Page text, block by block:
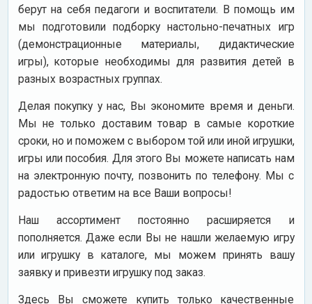
берут на себя педагоги и воспитатели. В помощь им
мы подготовили подборку настольно-печатных игр
(демонстрационные материалы, дидактические
игры), которые необходимы для развития детей в
разных возрастных группах.
Делая покупку у нас, Вы экономите время и деньги.
Мы не только доставим товар в самые короткие
сроки, но и поможем с выбором той или иной игрушки,
игры или пособия. Для этого Вы можете написать нам
на электронную почту, позвонить по телефону. Мы с
радостью ответим на все Ваши вопросы!
Наш ассортимент постоянно расширяется и
пополняется. Даже если Вы не нашли желаемую игру
или игрушку в каталоге, мы можем принять вашу
заявку и привезти игрушку под заказ.
Здесь Вы сможете купить только качественные